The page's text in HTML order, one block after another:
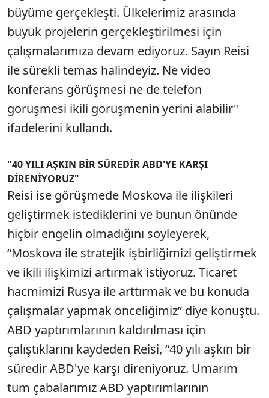
büyüme gerçekleşti. Ülkelerimiz arasında
büyük projelerin gerçekleştirilmesi için
çalışmalarımıza devam ediyoruz. Sayın Reisi
ile sürekli temas halindeyiz. Ne video
konferans görüşmesi ne de telefon
görüşmesi ikili görüşmenin yerini alabilir"
ifadelerini kullandı.
"40 YILI AŞKIN BİR SÜREDİR ABD'YE KARŞI
DİRENİYORUZ"
Reisi ise görüşmede Moskova ile ilişkileri
geliştirmek istediklerini ve bunun önünde
hiçbir engelin olmadığını söyleyerek,
“Moskova ile stratejik işbirliğimizi geliştirmek
ve ikili ilişkimizi artırmak istiyoruz. Ticaret
hacmimizi Rusya ile arttırmak ve bu konuda
çalışmalar yapmak önceliğimiz” diye konuştu.
ABD yaptırımlarının kaldırılması için
çalıştıklarını kaydeden Reisi, “40 yılı aşkın bir
süredir ABD'ye karşı direniyoruz. Umarım
tüm çabalarımız ABD yaptırımlarının